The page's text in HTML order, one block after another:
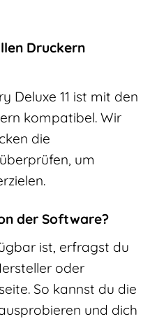
Druckern
Deluxe 11 ist mit den
kompatibel. Wir
die
um
der Software?
ist, erfragst du
oder
So kannst du die
und dich